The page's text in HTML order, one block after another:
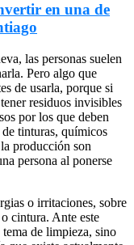
en una de
las personas suelen
Pero algo que
de usarla, porque si
residuos invisibles
por los que deben
de tinturas, químicos
producción son
persona al ponerse
o irritaciones, sobre
cintura. Ante este
de limpieza, sino